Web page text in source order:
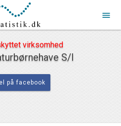
menu
virksomhed
S/I
på facebook